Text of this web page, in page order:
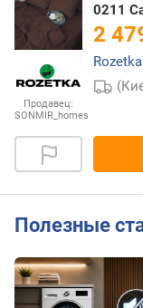
Продавец:
SONMIR_homes
0211
2
Полезные